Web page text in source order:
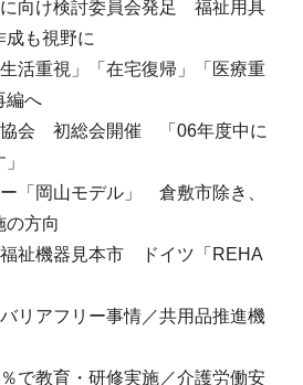
向け検討委員会発足 福祉用具
成も視野に
活重視」「在宅復帰」「医療重
編へ
協会 初総会開催 「06年度中に
「岡山モデル」 倉敷市除き、
の方向
祉機器見本市 ドイツ「REHA
リアフリー事情／共用品推進機
で教育・研修実施／介護労働安